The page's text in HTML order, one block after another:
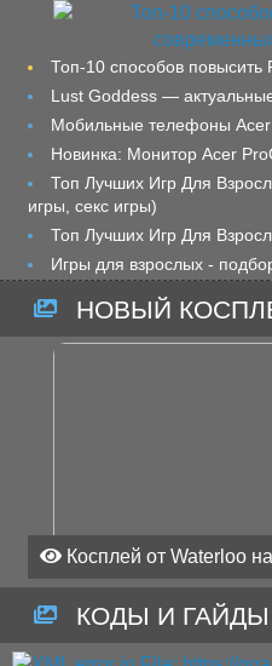
Топ-10 способов
Lust Goddess —
Мобильные телефоны
Новинка: Монитор Acer
Топ Лучших Игр Для
игры, секс игры)
Топ Лучших Игр Для
Игры для взрослых -
НОВЫЙ
Косплей от Waterloo
КОДЫ И